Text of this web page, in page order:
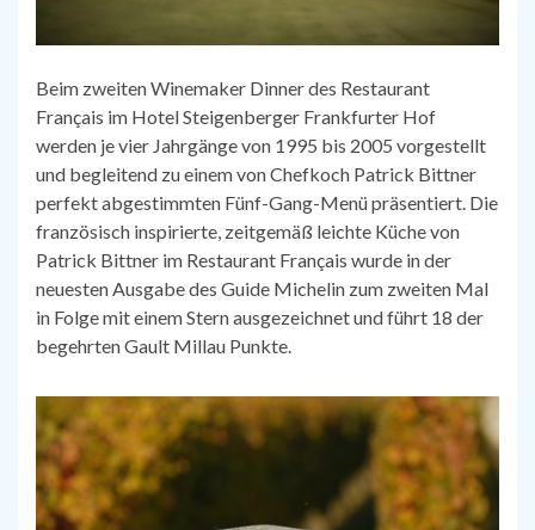
Beim zweiten Winemaker Dinner des Restaurant
Français im Hotel Steigenberger Frankfurter Hof
werden je vier Jahrgänge von 1995 bis 2005 vorgestellt
und begleitend zu einem von Chefkoch Patrick Bittner
perfekt abgestimmten Fünf-Gang-Menü präsentiert. Die
französisch inspirierte, zeitgemäß leichte Küche von
Patrick Bittner im Restaurant Français wurde in der
neuesten Ausgabe des Guide Michelin zum zweiten Mal
in Folge mit einem Stern ausgezeichnet und führt 18 der
begehrten Gault Millau Punkte.